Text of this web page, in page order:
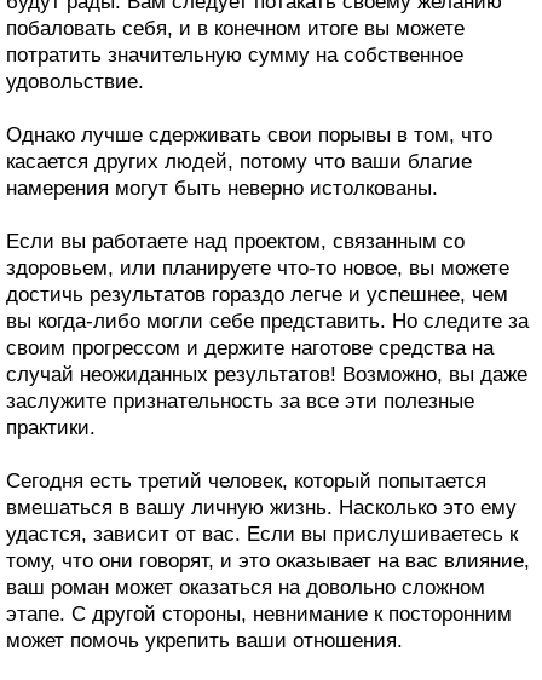
побаловать себя, и в конечном итоге вы можете
потратить значительную сумму на собственное
удовольствие.
Однако лучше сдерживать свои порывы в том, что
касается других людей, потому что ваши благие
намерения могут быть неверно истолкованы.
Если вы работаете над проектом, связанным со
здоровьем, или планируете что-то новое, вы можете
достичь результатов гораздо легче и успешнее, чем
вы когда-либо могли себе представить. Но следите за
своим прогрессом и держите наготове средства на
случай неожиданных результатов! Возможно, вы даже
заслужите признательность за все эти полезные
практики.
Сегодня есть третий человек, который попытается
вмешаться в вашу личную жизнь. Насколько это ему
удастся, зависит от вас. Если вы прислушиваетесь к
тому, что они говорят, и это оказывает на вас влияние,
ваш роман может оказаться на довольно сложном
этапе. С другой стороны, невнимание к посторонним
может помочь укрепить ваши отношения.